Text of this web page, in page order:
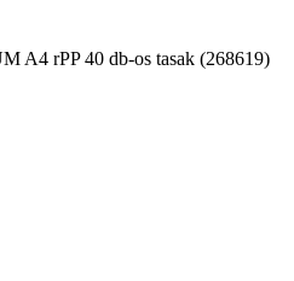
A4 rPP 40 db-os tasak (268619)